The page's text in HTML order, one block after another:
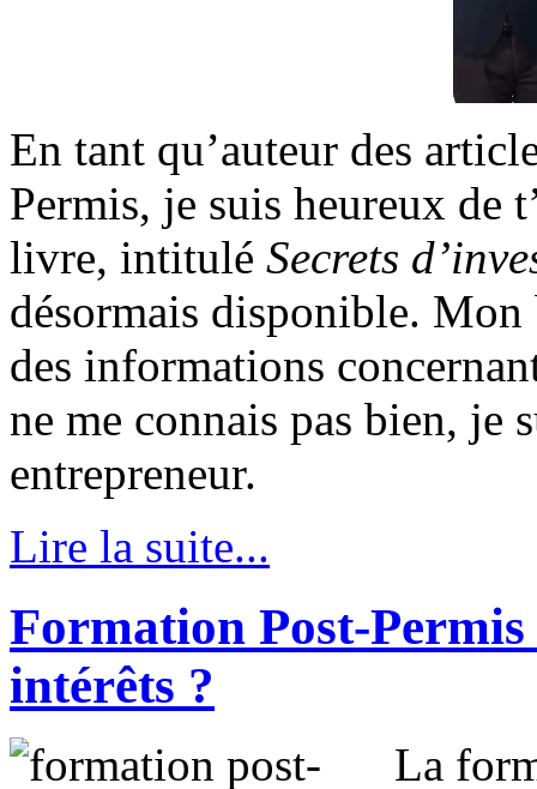
En tant qu’auteur des
Permis, je suis heureux de
livre, intitulé Secrets
désormais disponible.
des informations
ne me connais pas bien, je
entrepreneur.
Lire la suite...
Formation Post-
intérêts ?
La